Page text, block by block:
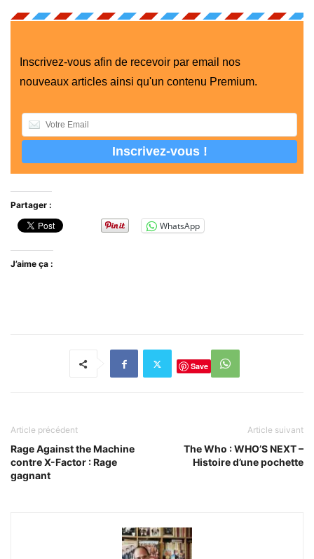
Inscrivez-vous afin de recevoir par email nos
nouveaux articles ainsi qu'un contenu Premium.
Partager :
WhatsApp
J’aime ça :
Save
Article précédent
Rage Against the Machine
contre X-Factor : Rage
gagnant
Article suivant
The Who : WHO’S NEXT –
Histoire d’une pochette